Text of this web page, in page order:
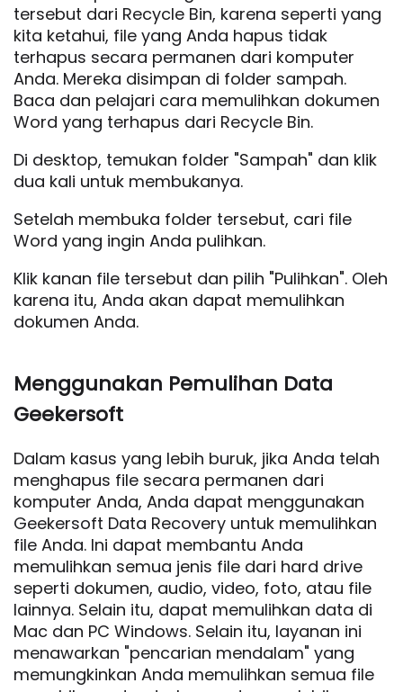
tersebut dari Recycle Bin, karena seperti yang
kita ketahui, file yang Anda hapus tidak
terhapus secara permanen dari komputer
Anda. Mereka disimpan di folder sampah.
Baca dan pelajari cara memulihkan dokumen
Word yang terhapus dari Recycle Bin.
Di desktop, temukan folder "Sampah" dan klik
dua kali untuk membukanya.
Setelah membuka folder tersebut, cari file
Word yang ingin Anda pulihkan.
Klik kanan file tersebut dan pilih "Pulihkan". Oleh
karena itu, Anda akan dapat memulihkan
dokumen Anda.
Menggunakan Pemulihan Data
Geekersoft
Dalam kasus yang lebih buruk, jika Anda telah
menghapus file secara permanen dari
komputer Anda, Anda dapat menggunakan
Geekersoft Data Recovery untuk memulihkan
file Anda. Ini dapat membantu Anda
memulihkan semua jenis file dari hard drive
seperti dokumen, audio, video, foto, atau file
lainnya. Selain itu, dapat memulihkan data di
Mac dan PC Windows. Selain itu, layanan ini
menawarkan "pencarian mendalam" yang
memungkinkan Anda memulihkan semua file